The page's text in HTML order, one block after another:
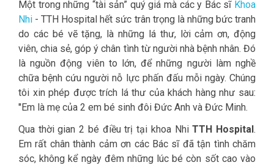
Một trong những “tài sản” quý giá mà các y Bác sĩ Khoa
Nhi - TTH Hospital hết sức trân trọng là những bức tranh
do các bé vẽ tặng, là những lá thư, lời cảm ơn, động
viên, chia sẻ, góp ý chân tình từ người nhà bệnh nhân. Đó
là nguồn động viên to lớn, để những người làm nghề
chữa bệnh cứu người nỗ lực phấn đấu mỗi ngày. Chúng
tôi xin phép được trích lá thư của khách hàng như sau:
''Em là mẹ của 2 em bé sinh đôi Đức Anh và Đức Minh.
Qua thời gian 2 bé điều trị tại khoa NhiTTH Hospital.
Em rất chân thành cảm ơn các Bác sĩ đã tận tình chăm
sóc, không kể ngày đêm những lúc bé còn sốt cao vào